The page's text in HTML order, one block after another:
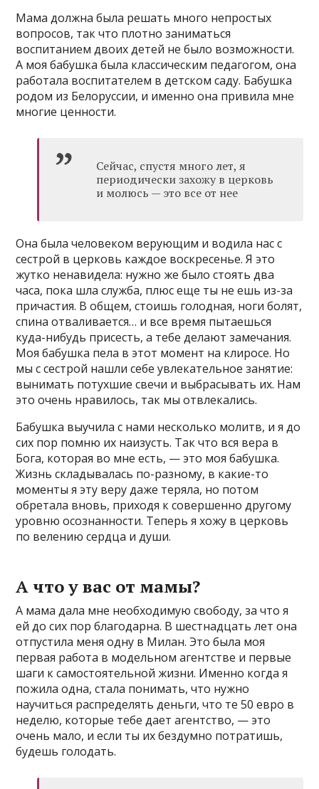
Мама должна была решать много непростых
вопросов, так что плотно заниматься
воспитанием двоих детей не было возможности.
А моя бабушка была классическим педагогом, она
работала воспитателем в детском саду. Бабушка
родом из Белоруссии, и именно она привила мне
многие ценности.
Сейчас, спустя много лет, я
периодически захожу в церковь
и молюсь — это все от нее
Она была человеком верующим и водила нас с
сестрой в церковь каждое воскресенье. Я это
жутко ненавидела: нужно же было стоять два
часа, пока шла служба, плюс еще ты не ешь из-за
причастия. В общем, стоишь голодная, ноги болят,
спина отваливается… и все время пытаешься
куда-нибудь присесть, а тебе делают замечания.
Моя бабушка пела в этот момент на клиросе. Но
мы с сестрой нашли себе увлекательное занятие:
вынимать потухшие свечи и выбрасывать их. Нам
это очень нравилось, так мы отвлекались.
Бабушка выучила с нами несколько молитв, и я до
сих пор помню их наизусть. Так что вся вера в
Бога, которая во мне есть, — это моя бабушка.
Жизнь складывалась по-разному, в какие-то
моменты я эту веру даже теряла, но потом
обретала вновь, приходя к совершенно другому
уровню осознанности. Теперь я хожу в церковь
по велению сердца и души.
А что у вас от мамы?
А мама дала мне необходимую свободу, за что я
ей до сих пор благодарна. В шестнадцать лет она
отпустила меня одну в Милан. Это была моя
первая работа в модельном агентстве и первые
шаги к самостоятельной жизни. Именно когда я
пожила одна, стала понимать, что нужно
научиться распределять деньги, что те 50 евро в
неделю, которые тебе дает агентство, — это
очень мало, и если ты их бездумно потратишь,
будешь голодать.